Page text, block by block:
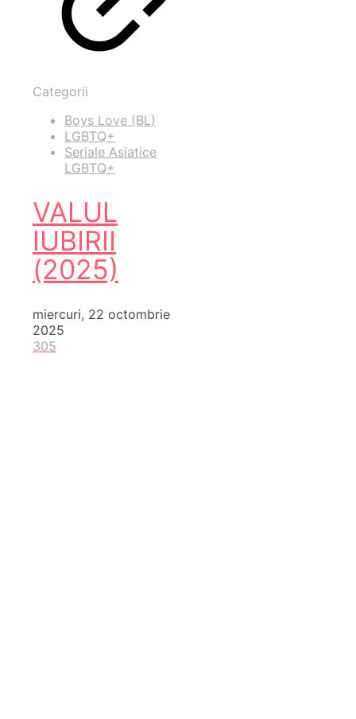
Categorii
Boys Love (BL)
LGBTQ+
Seriale Asiatice
LGBTQ+
VALUL
IUBIRII
(2025)
miercuri, 22 octombrie
2025
305